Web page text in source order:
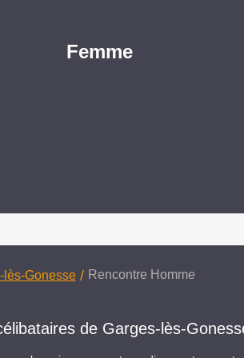
Femme
lès-Gonesse / Rencontre Homme
de Garges-lès-